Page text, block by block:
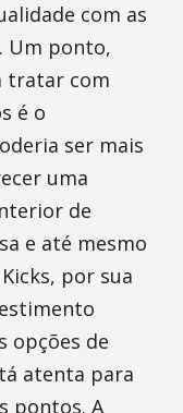
com as
Um ponto,
tratar com
é o
ser mais
uma
de
e até mesmo
por sua
opções de
atenta para
pontos. A